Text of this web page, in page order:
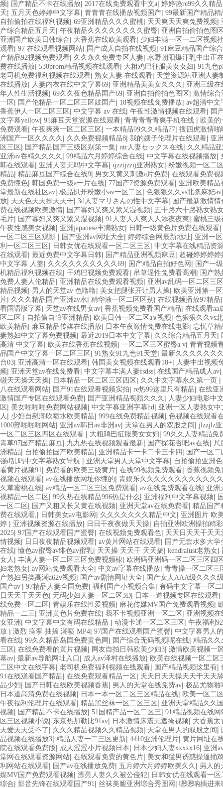
频| 国产精品不卡在线播放| 2017在线免费观看中文a| 婷婷热re99久久精
天| 五月天色婷婷中文字幕| 青青青在线播放视频国产| 99最新国产精品精
自拍偷拍在线福利视频| 69亚洲精品久久久蜜桃| 天天爽天天爽免费视频|
产综合精品五月天| 午夜精品久久久久久久久久蜜臀| 亚洲自拍偷拍色图
亚洲国产欧美日韩综合| 大香蕉在线欧美观看| 少妇丰满一区一二区视频
观看| 97 在线观看视频网站| 国产成人自拍在线视频| 91麻豆精品国产综
产精品92视频免费观看| 久久永久免费专区人妻| 水野朝阳爆汗乳中出正
费在线播放| 538prom精品视频在线观看| 大粗鸡巴征服美女女妇| 91九色
老司机免费福利视频在线观看| 熟女人妻 在线观看| 天堂资源站亚洲人妻
在线播放| 人妻内衣在线中文字幕69| 亚洲精品美美女久久久 | 亚洲三级
年人性生活视频| 69久久夜色精品国产69| 亚洲自拍偷拍色图区 | 激情综合
一区 | 国产伦精品一区二区三区妓国产| 18视频在线免费播放| av超清中文
香蕉伊人一区二区三区 | 中文字幕 av 在线| 午夜性激情视频在线观看| 国
文字幕yellow| 91麻豆天堂资源在线观看| 青青青青青爽手机在线 | 欧美
免费观看| 午夜爽爽一区二区三区 | 一本精品99久久精品77| 搜四虎激情啪
洲国产一区久久久久 | 久久免费视频精品8| 我的嫂子伦理片在线观看| 亚
区三区 | 国产精品国产三级区别第一集| ntr人妻セックス在线| 久久精品
亚洲av吞精久久久久 | 99精品六月婷婷综合在线| 中文字幕在线视频播放|
韩在线观看| 亚洲人妻无吗中文字幕| ijzzijzzij亚洲熟女| 粉嫩视频一区二
精品| 精品麻豆国产综合在线9| 男女又黄又刺激a片免费| 在线观看免费视
免费懂色| 韩国免费一级a一片在线| 77国产7资源免费观看| 亚洲欧美精品
堂最新在线社区av| 极品扒开粉嫩小av一区二区 | 色狠狠久久vs北条麻妃av
放| 天天色天天操天天干| 3d人妻マリさんの性中文字幕| 国产最新激情情
费在线视频欧美激情| 国产寡妇又爽又紧又湿视频| 五十路六十路熟女熟
毛片| 国产寡妇又爽又紧又湿视频| 91人妻人人爽人人添夜夜爽| 蜜桃三级
午夜性感美女视频| 亚洲japanese丰满熟女| 日韩一级黄色片免费在线观看|
一区二区三区观影 | 国产亚洲av网址大全| 婷婷综合网最新地址| 亚洲一
利一区二区三区 | 日韩女优在线观看一区二区三区 | 中文字幕在线精品资
在线观看| 最近免费中文字幕日韩| 国产精品亚洲视频麻豆| 超碰婷婷婷婷
中文字幕 人妻| 久久久久久久久久久久69| 国产精品自拍好色网 | 国产一
机精品福利视频在线| 干鸡巴视频免费观看| 吊草逼性免费看高潮| 国产
免费人妻人伦精品| 亚洲精品在线免费观看视频| 亚洲av乱码一区二区三
精品视频| 男人的天堂av 色噜噜| 美女把腿张开让男人操| 欧美亚洲第一
片| 久久久精品国产亚洲av水| 精华液一区二区区别 | 在线视频播放97精品
看国语版字幕| 天堂av在线男女av| 香蕉视频免费看国产精品| 在线观看aa
区二区 | 自拍偷自怕亚洲精品| 欧美日韩一区二区a∨视频| 色狠狠久久vs
欧美精品| 麻豆精品传媒在线播放| 日本午夜激情免费在线电影| 忘忧草
妻熟妇中文字幕免费视频| 最近2019日本中文字幕| 久久综合精品五月天|
高清 中文字幕| 欧美在线香蕉在线视频| 一区二区三区蜜臀a v| 青青视频
品国产中文字幕一区二区三区 | 91熟女91九色91天堂| 最新久久久久久久
台03| 亚洲高清一区在线观看| 韩国美女视频在线观看18+| 人妻中出视频
频| 亚洲天堂av在线免费看| 中文字幕丰满人妻fsdss| 在线国产精品成人av|
碰天天操天天操| 日本精品一区二区三区四区 | 久久中文字幕永久第一页 |
八在线观看网站| 国产91在线观看视频实拍| re热99这里只有精品| 在线亚
激情国产专区在线观看免费| 国产亚洲精品视频久久久 | 人妻少妇电影中
区 | 美女啪啪啪免费网站视频| 中文字幕亚洲字幕hd| 亚洲一区人妻熟女中
人 | 少妇自慰潮吹喷水欧美精品| 999在线免费精品视频| 色视频在线观看
1000部啪啪啪网站| 亚洲av韩日av非洲av| 天堂在男人的双股之间 | jlzzjlz
一区二区三区四区在线观看 | 大粗鸡巴征服美女女妇| 99久久人妻精品
青草97国产精品麻豆| 九九热在线视频观看最新| 国产探花杏吧av在线| 尺
洲精品| 自拍偷拍国产欧美精品| 亚洲精品卡一卡二卡三卡四 | 国产一区
强d乱码中文字幕熟女导航 | 亚洲天堂男人天堂中文字幕| 自拍偷拍亚洲
看黄片视频91| 免费看的欧美三级黄片| 在线99视频免费观看| 香蕉视频免
视频在线观看| av在线播放网址你懂的| 青娱乐久久久久久久久久久久久久
久草蜜桃在线| av精品一区二区三区免费观看| av在线免费观看在线| 亚洲
视精品一区二区 | 99久热在线精品996热是什么| 亚洲福利中文字幕视频|
一区二区 | 国产又粗又长又黄在线视频| 亚洲天堂av在线免费看| 精品国产
费在线观看,| 日韩美女av电影网 | 久久久久久久久精品中文| 亚洲图片 欧
婷 | 亚洲视频资源在线播放| 日日干夜夜做天天操| 自拍亚洲欧洲操拍精
2025| 97国产在线观看国产蜜臀| 在线视频免费观看色| 天天日天天干天天
情视频| 日日夜夜精品视频观看| av黄片网站在线观看| 国产无套水多大学
在线|懂色av蜜臀av绯色av蜜乳| 天天操 天天干 天天搞| kendralust老熟女|
女人 | 丰满人妻一区二区三区免费视频棣| 欧洲码亚洲码一区二区三区四
妇老熟女| av网站免费观看大全| 中文av字幕在线播放| 青青操一区二区三
产熟妇另类高潮a62v视频| 国产av剧情网址大全| 国产女人AAA级久久久
国产av′| 97精品人妻全国免费| 福利国产小视频合集| 有码中文字幕一区
日天天干天天色| 无码少妇人妻一区二区3D| 日本一道视频专区在线观看|
线免费一区二区 | 青娱乐在线性爱视频| 麻花传媒MV国产免费观看视频|
精品一二三| 亚洲黄色片免费在线| 我不卡视频亚洲一区二区 | 亚洲视频
女亚洲 | 中文字幕中文有码在线精品 | 动漫卡通一区二区三区 | 午夜福利
放 | 激烈 痉挛 抽搐 潮喷 MP4| 97国产在线观看国产蜜臀| 中文字幕男人
看在线| 99久久精品岛国免费黄色网 | 国产综合无码视频呢在线| 精品久久
三区 | 在线免费看的黄片视频| 网友自拍日韩欧美少妇3| 激情欧美视频一
幕av| 最新av导航网址入口 | 成人av泽村在线播放| 欧美在线视频一区二区
二区中文在线字幕| 老司机免费福利视频在线观看| 国产精品视频这里有|
91在线观看国产精品| 在线免费观看精品一区 | 天天日天天操天天干天天
品少妇| 国产日韩在线欧美视频香蕉| 男人的天堂在线免费av| 极品尤物啪
日本道高清免费在线视频| 日本一本一区二区三区精品在线| 欧美一区二
午夜福利伦理片在线观看| 精品黑丝袜一区二区三区 | 亚洲天堂精品久久
视频| 国产精品不卡在线播放| 51国精产品一区二区三| 91精品视频在线网
区三区视频小说| 东京热加勒比91av| 日本激情床震无遮掩视频| 大香蕉太
天爱天天受不了 | 久久久精品视频久久精品视频| 天堂在男人的双股之间 |
品视频在线播放3| 精品人妻一二三区更新| 4410亚洲伦理片| 黄片网址在
院在线观看免费版 | 成人涩涩小片视频日本| 日本少妇人妻xxxxx16| 亚洲
堂网在线观看资源网站| 在线观看免费的黄色片| 美女和猛男诱惑操逼捅
利网站在线观看| 国产av在线播放免费| 五月婷六月婷婷欧美久久 | 男人的
媒MV国产免费观看视频| 漂亮人妻久久被公侵犯| 日韩女优在线观看一
综合| 影音先锋在线观看国产91| 丝袜美腿亚洲综合秀图网 | 嗯嗯呐插进来